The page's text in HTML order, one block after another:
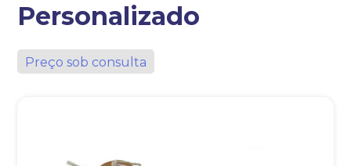
Personalizado
Preço sob consulta
Eu concordo em receber comunicações.